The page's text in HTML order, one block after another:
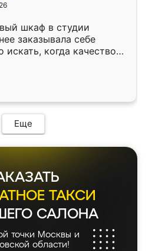
шкаф в студии
заказывала себе
искать, когда качеством
кухня уже почти
нет.
Еще
ТАКСИ
САЛОНА
точки Москвы и
области!